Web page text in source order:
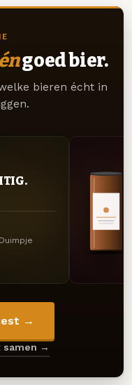
goed bier.
bieren écht in
→
samen →